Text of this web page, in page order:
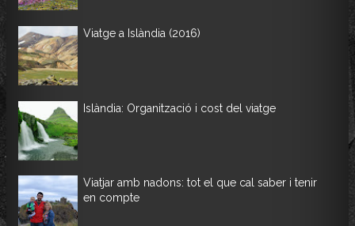
Viatge a Islàndia (2016)
Islàndia: Organització i cost del viatge
Viatjar amb nadons: tot el que cal saber i tenir
en compte